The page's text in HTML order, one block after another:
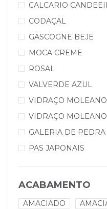
CALCARIO
CODAÇAL
GASCOGNE BEJE
MOCA CREME
ROSAL
VALVERDE AZUL
VIDRAÇO
VIDRAÇO
GALERIA DE PEDRA
PAS JAPONAIS
ACABAMENTO
AMACIADO